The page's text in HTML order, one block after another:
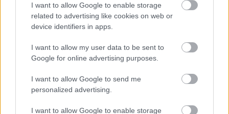
I want to allow Google to enable storage
related to advertising like cookies on web or
device identifiers in apps.
I want to allow my user data to be sent to
Google for online advertising purposes.
I want to allow Google to send me
personalized advertising.
I want to allow Google to enable storage
El capitán del Athletic está realizando por el momento la
mejor temporada de su carrera en cuanto a puntos Comunio
en el juego (201, temporada 13/14).
jugó, logrando 2 goles, 5 asistencias y 4 apariciones en el
once ideal de la jornada. Todo se sumó a una gran